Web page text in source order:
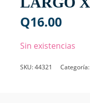
Q16.00
Sin existencias
SKU:44321 Categoría: